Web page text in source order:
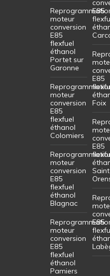
moteur
conversion
E85
flexfuel
éthanol
Portet sur
Garonne
moteur
conversion
E85
flexfuel
éthanol
Colomiers
moteur
conversion
E85
flexfuel
éthanol
Blagnac
moteur
conversion
E85
flexfuel
éthanol
Pamiers
E85
E85
Foix
E85
E85